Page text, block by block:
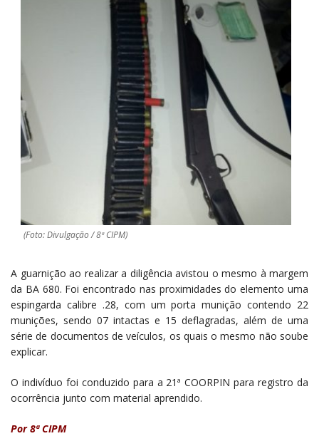
(Foto: Divulgação / 8ª CIPM)
A guarnição ao realizar a diligência avistou o mesmo à margem
da BA 680. Foi encontrado nas proximidades do elemento uma
espingarda calibre .28, com um porta munição contendo 22
munições, sendo 07 intactas e 15 deflagradas, além de uma
série de documentos de veículos, os quais o mesmo não soube
explicar.
O indivíduo foi conduzido para a 21ª COORPIN para registro da
ocorrência junto com material aprendido.
Por 8ª CIPM